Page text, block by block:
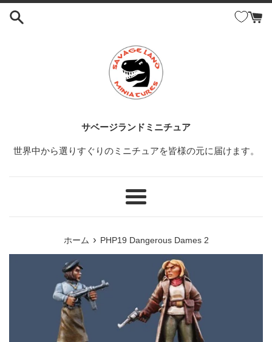
コ
サベージランドミニチュア
世界中から選りすぐりのミニチュアを皆様の元に届けます。
メ
ホーム › PHP19 Dangerous Dames 2